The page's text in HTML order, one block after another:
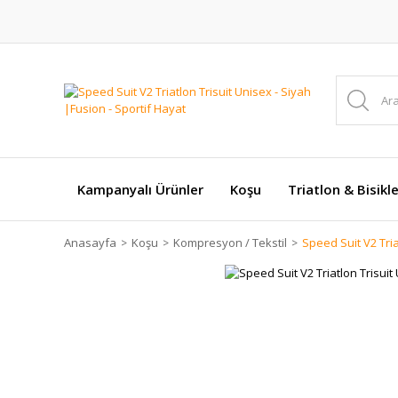
Kampanyalı Ürünler Koşu Triatlon &
Anasayfa Koşu Kompresyon / Tekstil Speed Suit V2